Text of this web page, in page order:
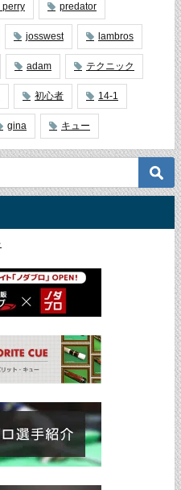
perry predator
josswest lambros
adam テクニック
初心者 14-1
gina キュー